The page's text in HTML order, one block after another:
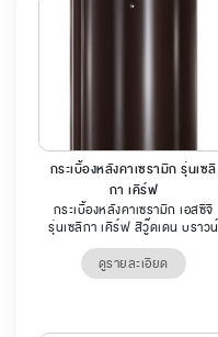
กระเบื้องหลังคาเซรามิก รุ่นเซลิ
กา เคิร์ฟ
กระเบื้องหลังคาเซรามิก เอสซีจี
รุ่นเซลิกา เคิร์ฟ สีวู๊ดเดน บราวน์
ดูรายละเอียด